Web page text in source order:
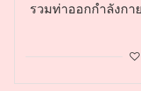
รวมท่าออกกำลังกา